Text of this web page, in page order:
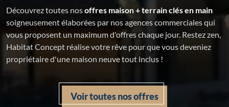
Découvrez toutes nosoffres maison + terrain clés en main
soigneusement élaborées par nos agences commerciales qui
vous proposent un maximum d'offres chaque jour. Restez zen,
Habitat Concept réalise votre rêve pour que vous deveniez
propriétaire d'une maison neuve tout inclus !
Voir toutes nos offres